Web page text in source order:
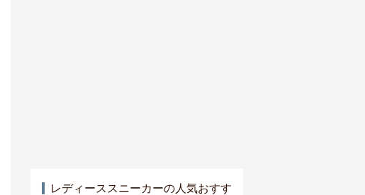
レディーススニーカーの人気おすす